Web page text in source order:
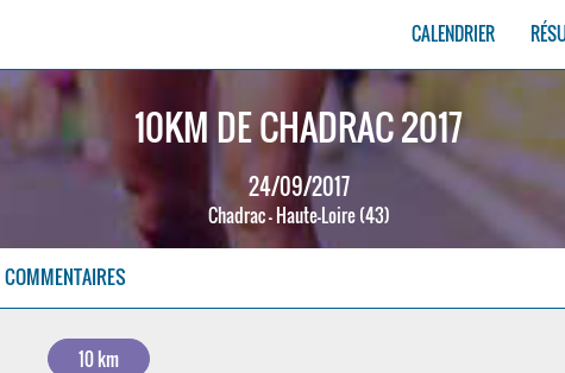
CALENDRIER
10KM DE CHADRAC 2017
24/09/2017
Chadrac - Haute-Loire (43)
COMMENTAIRES
10 km